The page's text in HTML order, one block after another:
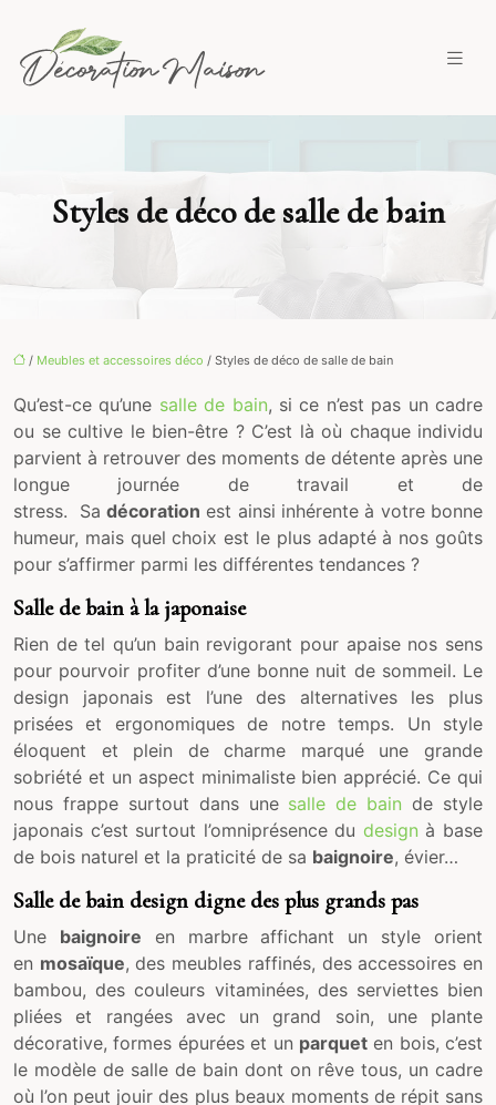
Styles de déco de salle de bain
/ Meubles et accessoires déco / Styles de déco de salle de bain
Qu’est-ce qu’une salle de bain, si ce n’est pas un cadre
ou se cultive le bien-être ? C’est là où chaque individu
parvient à retrouver des moments de détente après une
longue journée de travail et de
stress. Sa décoration est ainsi inhérente à votre bonne
humeur, mais quel choix est le plus adapté à nos goûts
pour s’affirmer parmi les différentes tendances ?
Salle de bain à la japonaise
Rien de tel qu’un bain revigorant pour apaise nos sens
pour pourvoir profiter d’une bonne nuit de sommeil. Le
design japonais est l’une des alternatives les plus
prisées et ergonomiques de notre temps. Un style
éloquent et plein de charme marqué une grande
sobriété et un aspect minimaliste bien apprécié. Ce qui
nous frappe surtout dans une salle de bain de style
japonais c’est surtout l’omniprésence du design à base
de bois naturel et la praticité de sa baignoire, évier…
Salle de bain design digne des plus grands pas
Une baignoire en marbre affichant un style orient
en mosaïque, des meubles raffinés, des accessoires en
bambou, des couleurs vitaminées, des serviettes bien
pliées et rangées avec un grand soin, une plante
décorative, formes épurées et un parqueten bois, c’est
le modèle de salle de bain dont on rêve tous, un cadre
où l’on peut jouir des plus beaux moments de répit sans